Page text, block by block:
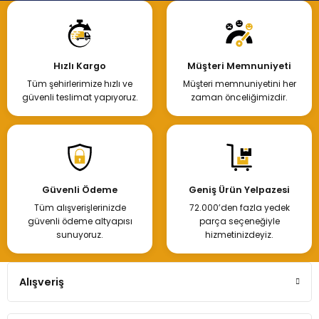
Hızlı Kargo
Tüm şehirlerimize hızlı ve
güvenli teslimat yapıyoruz.
Müşteri Memnuniyeti
Müşteri memnuniyetini her
zaman önceliğimizdir.
Güvenli Ödeme
Tüm alışverişlerinizde
güvenli ödeme altyapısı
sunuyoruz.
Geniş Ürün Yelpazesi
72.000’den fazla yedek
parça seçeneğiyle
hizmetinizdeyiz.
Alışveriş